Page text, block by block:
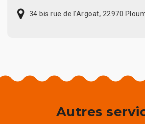
34 bis rue de l'Argoat, 22970
Autres